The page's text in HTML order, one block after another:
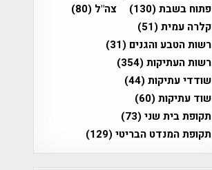
פתוח בשבת(130) צה"ל (80)
קלרה עמית(51)
רשות הטבע והגנים (31)
רשות העתיקות(354)
שודדי עתיקות(44)
שוד עתיקות(60)
תקופת בית שני(73)
תקופת המנדט הבריטי(129)